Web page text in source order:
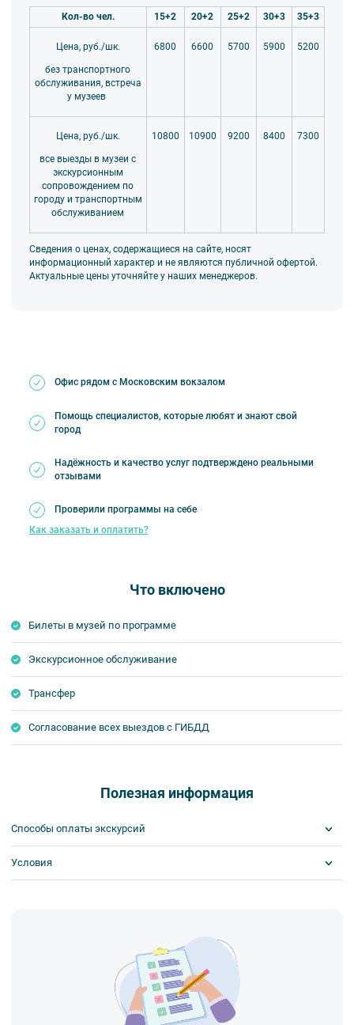
узнают много интересных фактов об истории Российского флота. Здесь
можно в мельчайших деталях рассмотреть модели кораблей в
масштабе 1:12, увидеть трофейные флаги, форму моряков разных
исторических эпох.
Экскурсия №4. «Урок практического театроведения». Мариинский-2
Мир театра удивителен и полон красоты! Приглашаем школьников в
Мариинского театра изнутри, глазами актеров, по-новому осмыслить
Кол-во чел. 15+2 20+2 25+2 30+3 35+3
Цена, руб./шк.
без транспортного
обслуживания, встреча
у музеев
6800 6600 5700 5900 5200
Цена, руб./шк.
все выезды в музеи с
экскурсионным
сопровождением по
городу и транспортным
обслуживанием
10800 10900 9200 8400 7300
Сведения о ценах, содержащиеся на сайте, носят
информационный характер и не являются публичной офертой.
Актуальные цены уточняйте у наших менеджеров.
Офис рядом с Московским вокзалом
Помощь специалистов, которые любят и знают свой
город
Надёжность и качество услуг подтверждено реальными
отзывами
Проверили программы на себе
Как заказать и оплатить?
Что включено
Билеты в музей по программе
Экскурсионное обслуживание
Трансфер
Согласование всех выездов с ГИБДД
Полезная информация
Способы оплаты экскурсий
Условия